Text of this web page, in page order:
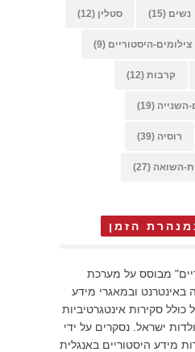
נשים (15) סטלין (12)
צילומים-היסטוריים (9)
קרבות (12)
השנייה (19)
רוסיה (39)
השואה (27)
הזמן
מבוסס על מערכת
ובמאגרי מידע
כולל סקירות אינטגרטיביות
ישראל. נסקרים על ידי
מידע היסטוריים באנגלית